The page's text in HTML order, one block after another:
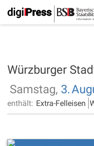
Würzburger
Samstag, 3.
enthält: Extra-Felleisen